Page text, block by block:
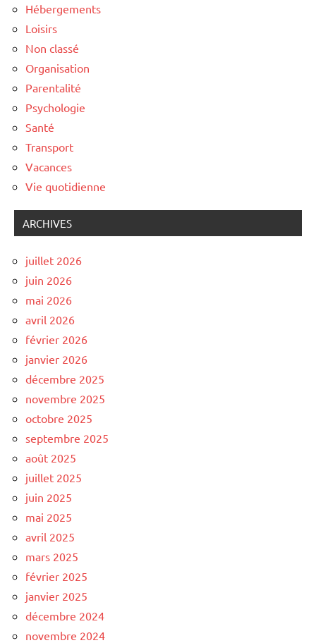
Hébergements
Loisirs
Non classé
Organisation
Parentalité
Psychologie
Santé
Transport
Vacances
Vie quotidienne
ARCHIVES
juillet 2026
juin 2026
mai 2026
avril 2026
février 2026
janvier 2026
décembre 2025
novembre 2025
octobre 2025
septembre 2025
août 2025
juillet 2025
juin 2025
mai 2025
avril 2025
mars 2025
février 2025
janvier 2025
décembre 2024
novembre 2024